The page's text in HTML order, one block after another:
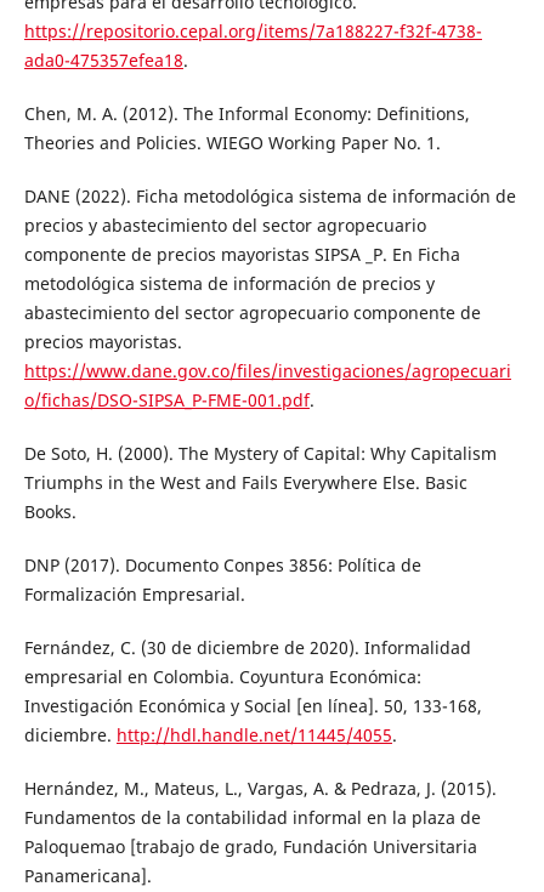
https://repositorio.cepal.org/items/7a188227-f32f-4738-
ada0-475357efea18.
Chen, M. A. (2012). The Informal Economy: Definitions,
Theories and Policies. WIEGO Working Paper No. 1.
DANE (2022). Ficha metodológica sistema de información de
precios y abastecimiento del sector agropecuario
componente de precios mayoristas SIPSA _P. En Ficha
metodológica sistema de información de precios y
abastecimiento del sector agropecuario componente de
precios mayoristas.
https://www.dane.gov.co/files/investigaciones/agropecuari
o/fichas/DSO-SIPSA_P-FME-001.pdf.
De Soto, H. (2000). The Mystery of Capital: Why Capitalism
Triumphs in the West and Fails Everywhere Else. Basic
Books.
DNP (2017). Documento Conpes 3856: Política de
Formalización Empresarial.
Fernández, C. (30 de diciembre de 2020). Informalidad
empresarial en Colombia. Coyuntura Económica:
Investigación Económica y Social [en línea]. 50, 133-168,
diciembre. http://hdl.handle.net/11445/4055.
Hernández, M., Mateus, L., Vargas, A. & Pedraza, J. (2015).
Fundamentos de la contabilidad informal en la plaza de
Paloquemao [trabajo de grado, Fundación Universitaria
Panamericana].